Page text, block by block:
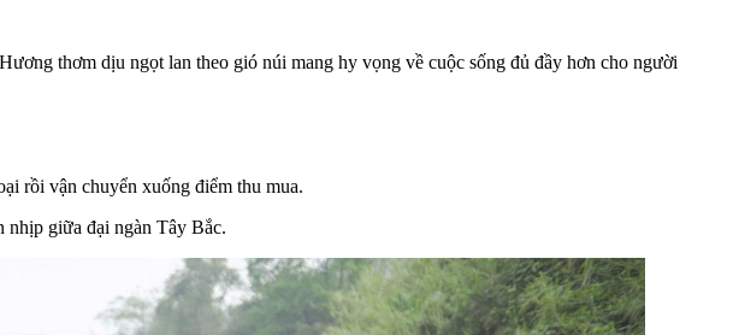
thơm dịu ngọt lan theo gió núi mang hy vọng về cuộc sống đủ đầy hơn cho người
rồi vận chuyển xuống điểm thu mua.
nhịp giữa đại ngàn Tây Bắc.